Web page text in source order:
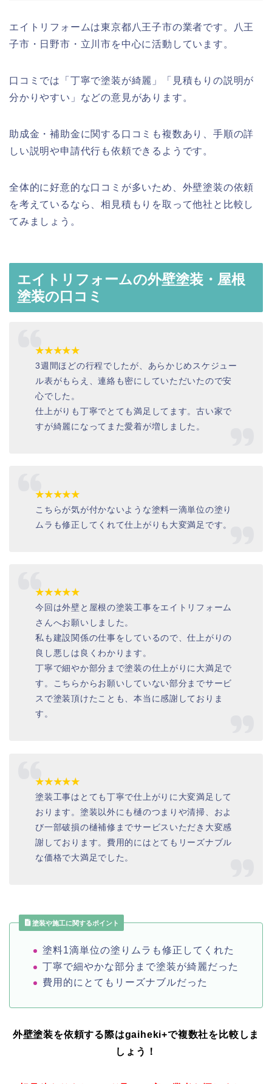
エイトリフォームは東京都八王子市の業者です。八王
子市・日野市・立川市を中心に活動しています。
口コミでは「丁寧で塗装が綺麗」「見積もりの説明が
分かりやすい」などの意見があります。
助成金・補助金に関する口コミも複数あり、手順の詳
しい説明や申請代行も依頼できるようです。
全体的に好意的な口コミが多いため、外壁塗装の依頼
を考えているなら、相見積もりを取って他社と比較し
てみましょう。
エイトリフォームの外壁塗装・屋根
塗装の口コミ
★★★★★
3週間ほどの行程でしたが、あらかじめスケジュー
ル表がもらえ、連絡も密にしていただいたので安
心でした。
仕上がりも丁寧でとても満足してます。古い家で
すが綺麗になってまた愛着が増しました。
★★★★★
こちらが気が付かないような塗料一滴単位の塗り
ムラも修正してくれて仕上がりも大変満足です。
★★★★★
今回は外壁と屋根の塗装工事をエイトリフォーム
さんへお願いしました。
私も建設関係の仕事をしているので、仕上がりの
良し悪しは良くわかります。
丁寧で細やか部分まで塗装の仕上がりに大満足で
す。こちらからお願いしていない部分までサービ
スで塗装頂けたことも、本当に感謝しておりま
す。
★★★★★
塗装工事はとても丁寧で仕上がりに大変満足して
おります。塗装以外にも樋のつまりや清掃、およ
び一部破損の樋補修までサービスいただき大変感
謝しております。費用的にはとてもリーズナブル
な価格で大満足でした。
塗装や施工に関するポイント
塗料1滴単位の塗りムラも修正してくれた
丁寧で細やかな部分まで塗装が綺麗だった
費用的にとてもリーズナブルだった
外壁塗装を依頼する際はgaiheki+で複数社を比較しま
しょう！